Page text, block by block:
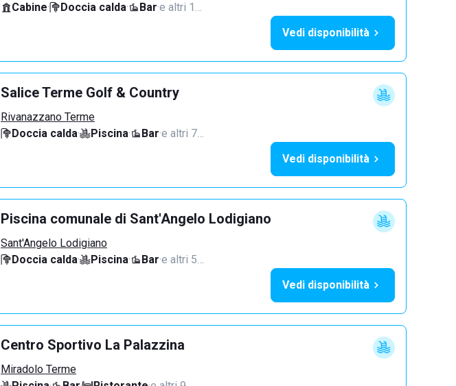
Cabine· Doccia calda· Bar·e altri 1…
Vedi disponibilità
Salice Terme Golf & Country
Rivanazzano Terme
Doccia calda· Piscina· Bar·e altri 7…
Vedi disponibilità
Piscina comunale di Sant'Angelo Lodigiano
Sant'Angelo Lodigiano
Doccia calda· Piscina· Bar·e altri 5…
Vedi disponibilità
Centro Sportivo La Palazzina
Miradolo Terme